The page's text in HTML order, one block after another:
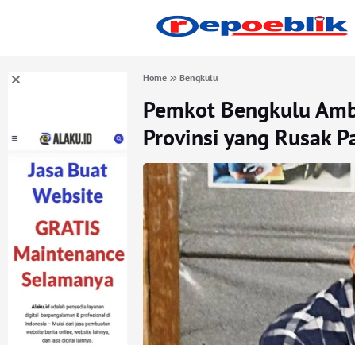
Home Bengkulu
Pemkot Bengkulu
Provinsi yang Rusak